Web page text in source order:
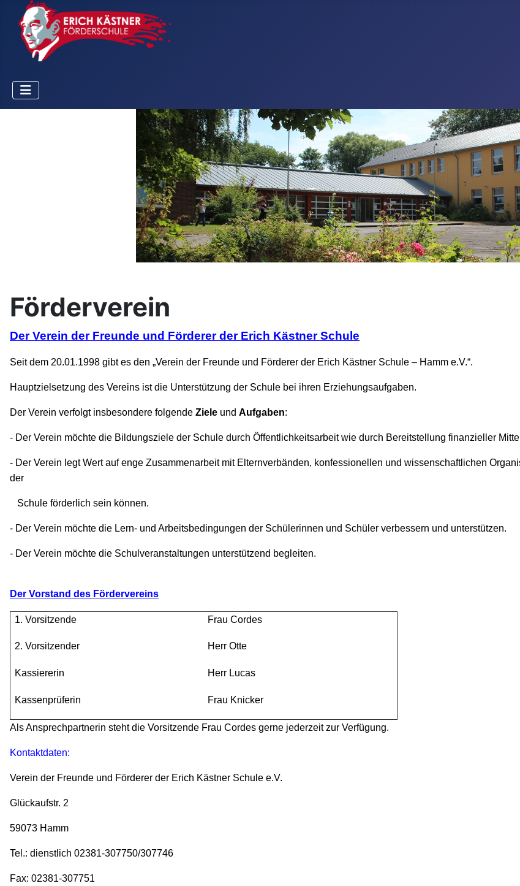
Förderverein
Der Verein der Freunde und Förderer der Erich Kästner Schule
Seit dem 20.01.1998 gibt es den „Verein der Freunde und Förderer der Erich Kästner Schule – Hamm e.V.“.
Hauptzielsetzung des Vereins ist die Unterstützung der Schule bei ihren Erziehungsaufgaben.
Der Verein verfolgt insbesondere folgende Ziele und Aufgaben:
- Der Verein möchte die Bildungsziele der Schule durch Öffentlichkeitsarbeit wie durch Bereitstellung finanzieller
- Der Verein legt Wert auf enge Zusammenarbeit mit Elternverbänden, konfessionellen und wissenschaftlichen
der
Schule förderlich sein können.
- Der Verein möchte die Lern- und Arbeitsbedingungen der Schülerinnen und Schüler verbessern und unterstützen.
- Der Verein möchte die Schulveranstaltungen unterstützend begleiten.
Der Vorstand des Fördervereins
1. Vorsitzende Frau Cordes
2. Vorsitzender Herr Otte
Kassiererin Herr Lucas
Kassenprüferin Frau Knicker
Als Ansprechpartnerin steht die Vorsitzende Frau Cordes gerne jederzeit zur Verfügung.
Kontaktdaten:
Verein der Freunde und Förderer der Erich Kästner Schule e.V.
Glückaufstr. 2
59073 Hamm
Tel.: dienstlich 02381-307750/307746
Fax: 02381-307751